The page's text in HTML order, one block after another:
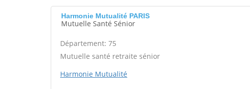
Harmonie Mutualité PARIS
Mutuelle Santé Sénior
Département: 75
Mutuelle santé retraite sénior
Harmonie Mutualité